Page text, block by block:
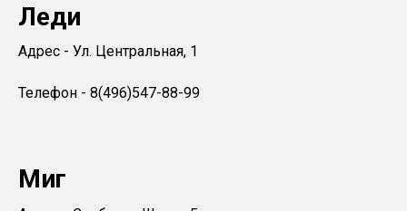
Леди
Адрес - Ул. Центральная, 1
Телефон - 8(496)547-88-99
Миг